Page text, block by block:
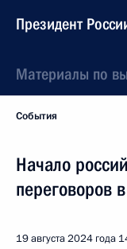
Президент
Материалы по
События
Начало
переговоров
19 августа 2024 года